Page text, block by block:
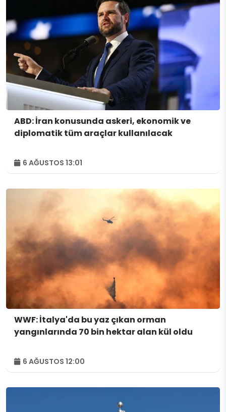
ABD: İran konusunda askeri, ekonomik ve
diplomatik tüm araçlar kullanılacak
6 AĞUSTOS 13:01
WWF: İtalya'da bu yaz çıkan orman
yangınlarında 70 bin hektar alan kül oldu
6 AĞUSTOS 12:00